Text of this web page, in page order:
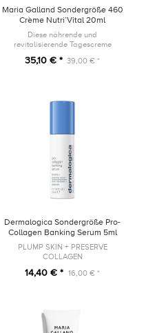
Maria Galland Sondergröße 460
Crème Nutri’Vital 20ml
Diese nährende und
revitalisierende Tagescreme
weichen und reichhaltigen Textur.
35,10 € * 39,00 € *
Dermalogica Sondergröße Pro-
Collagen Banking Serum 5ml
PLUMP SKIN + PRESERVE
COLLAGEN
14,40 € * 16,00 € *